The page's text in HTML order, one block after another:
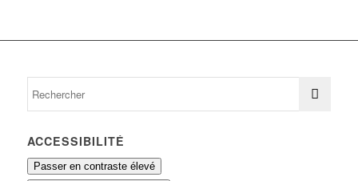
ACCESSIBILITÉ
Passer en contraste élevé